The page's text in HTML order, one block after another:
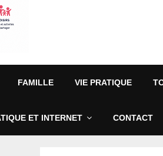
FAMILLE VIE PRATIQUE
ET INTERNET CONTACT